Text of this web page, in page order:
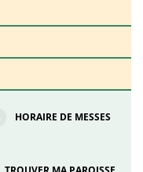
HORAIRE DE MESSES